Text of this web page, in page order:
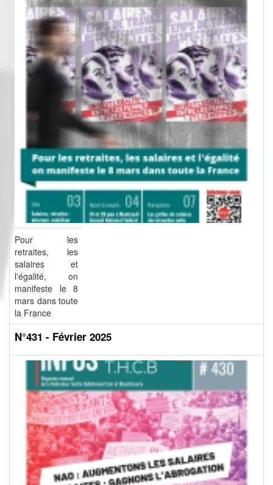
Pour les
retraites, les
salaires et
l'égalité, on
manifeste le 8
mars dans toute
la France
N°431 - Février 2025